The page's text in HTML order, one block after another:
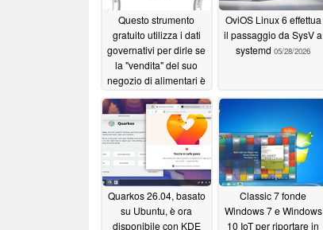
Questo strumento
gratuito utilizza i dati
governativi per dirle se
la "vendita" del suo
negozio di alimentari è
affare06/09/2026
OviOS Linux 6 effettua
il passaggio da SysV a
systemd 05/28/2026
Quarkos 26.04, basato
su Ubuntu, è ora
disponibile con KDE
Classic 7 fonde
Windows 7 e Windows
10 IoT per riportare in